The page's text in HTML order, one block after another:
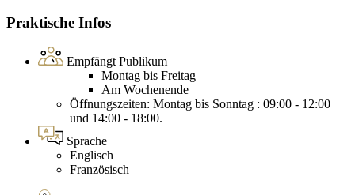
Praktische Infos
Empfängt Publikum
Montag bis Freitag
Am Wochenende
Öffnungszeiten: Montag bis Sonntag : 09:00 - 12:00
und 14:00 - 18:00.
Sprache
Englisch
Französisch